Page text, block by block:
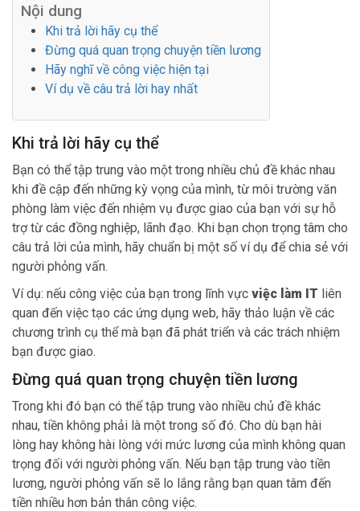
Nội dung
Khi trả lời hãy cụ thể
Đừng quá quan trọng chuyện tiền lương
Hãy nghĩ về công việc hiện tại
Ví dụ về câu trả lời hay nhất
Khi trả lời hãy cụ thể
Bạn có thể tập trung vào một trong nhiều chủ đề khác nhau
khi đề cập đến những kỳ vọng của mình, từ môi trường văn
phòng làm việc đến nhiệm vụ được giao của bạn với sự hỗ
trợ từ các đồng nghiệp, lãnh đạo. Khi bạn chọn trọng tâm cho
câu trả lời của mình, hãy chuẩn bị một số ví dụ để chia sẻ với
người phỏng vấn.
Ví dụ: nếu công việc của bạn trong lĩnh vực việc làm IT liên
quan đến việc tạo các ứng dụng web, hãy thảo luận về các
chương trình cụ thể mà bạn đã phát triển và các trách nhiệm
bạn được giao.
Đừng quá quan trọng chuyện tiền lương
Trong khi đó bạn có thể tập trung vào nhiều chủ đề khác
nhau, tiền không phải là một trong số đó. Cho dù bạn hài
lòng hay không hài lòng với mức lương của mình không quan
trọng đối với người phỏng vấn. Nếu bạn tập trung vào tiền
lương, người phỏng vấn sẽ lo lắng rằng bạn quan tâm đến
tiền nhiều hơn bản thân công việc.